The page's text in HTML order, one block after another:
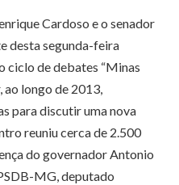
Cardoso e o senador
desta segunda-feira
ciclo de debates “Minas
ao longo de 2013,
para discutir uma nova
reuniu cerca de 2.500
do governador Antonio
MG, deputado